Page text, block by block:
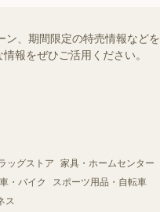
ン、期間限定の特売情報などを
報をぜひご活用ください。
ッグストア
家具・ホームセンター
車・バイク
スポーツ用品・自転車
ス